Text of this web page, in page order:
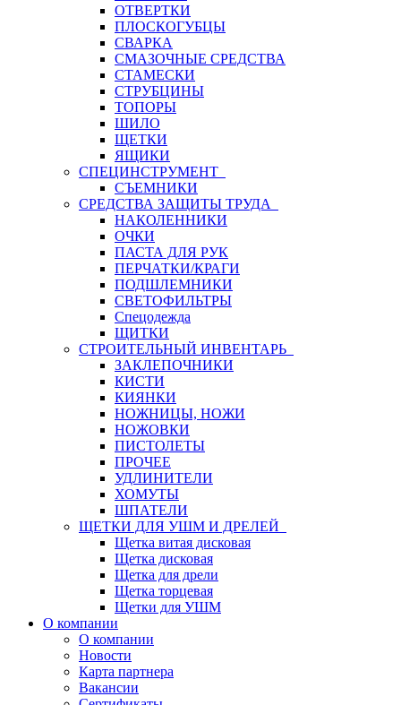
ОТВЕРТКИ
ПЛОСКОГУБЦЫ
СВАРКА
СМАЗОЧНЫЕ СРЕДСТВА
СТАМЕСКИ
СТРУБЦИНЫ
ТОПОРЫ
ШИЛО
ЩЕТКИ
ЯЩИКИ
СПЕЦИНСТРУМЕНТ
СЪЕМНИКИ
СРЕДСТВА ЗАЩИТЫ ТРУДА
НАКОЛЕННИКИ
ОЧКИ
ПАСТА ДЛЯ РУК
ПЕРЧАТКИ/КРАГИ
ПОДШЛЕМНИКИ
СВЕТОФИЛЬТРЫ
Спецодежда
ЩИТКИ
СТРОИТЕЛЬНЫЙ ИНВЕНТАРЬ
ЗАКЛЕПОЧНИКИ
КИСТИ
КИЯНКИ
НОЖНИЦЫ, НОЖИ
НОЖОВКИ
ПИСТОЛЕТЫ
ПРОЧЕЕ
УДЛИНИТЕЛИ
ХОМУТЫ
ШПАТЕЛИ
ЩЕТКИ ДЛЯ УШМ И ДРЕЛЕЙ
Щетка витая дисковая
Щетка дисковая
Щетка для дрели
Щетка торцевая
Щетки для УШМ
О компании
О компании
Новости
Карта партнера
Вакансии